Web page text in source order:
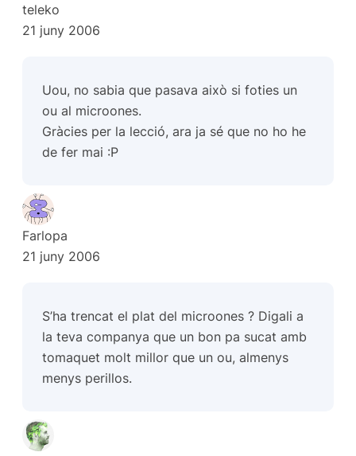
teleko
21 juny 2006
Uou, no sabia que pasava això si foties un
ou al microones.
Gràcies per la lecció, ara ja sé que no ho he
de fer mai :P
Farlopa
21 juny 2006
S’ha trencat el plat del microones ? Digali a
la teva companya que un bon pa sucat amb
tomaquet molt millor que un ou, almenys
menys perillos.